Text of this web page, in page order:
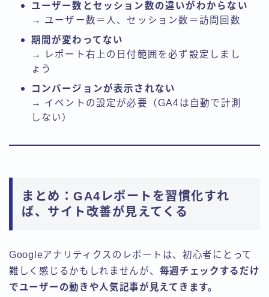
ユーザー数とセッション数の違いがわからない
→ ユーザー数＝人、セッション数＝訪問回数
期間が変わってない
→ レポート右上の日付範囲を必ず設定しまし
ょう
コンバージョンが表示されない
→ イベントの設定が必要（GA4は自動で計測
しない）
まとめ：GA4レポートを習慣化すれ
ば、サイト改善が見えてくる
Googleアナリティクスのレポートは、初心者にとって
難しく感じるかもしれませんが、 毎週チェックするだけ
でユーザーの動きや人気記事が見えてきます。